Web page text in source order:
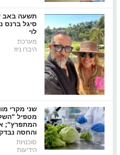
תשעה באב
סיגל ברנס
לוי
מערכת
היברו ניוז
שני מקרי
מטפיל
המתפרץ";
והחסה
סוכנויות
הידיעות